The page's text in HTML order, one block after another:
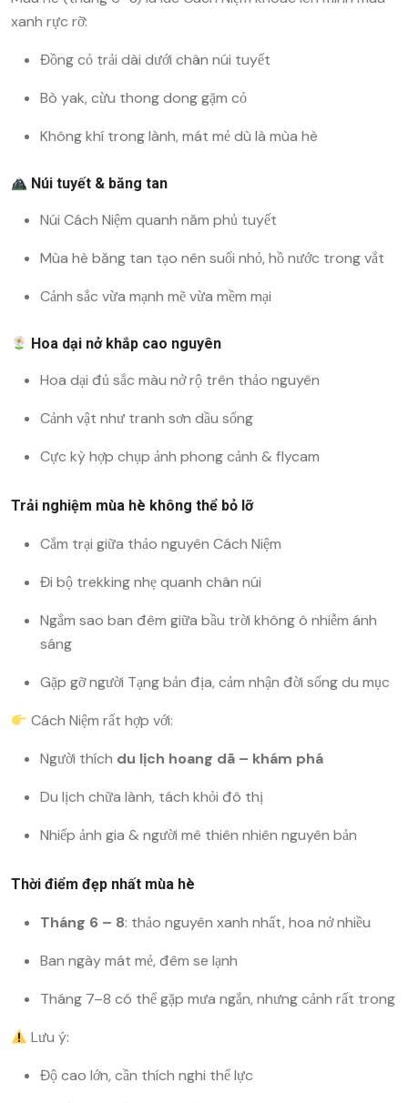
xanh rực rỡ:
Đồng cỏ trải dài dưới chân núi tuyết
Bò yak, cừu thong dong gặm cỏ
Không khí trong lành, mát mẻ dù là mùa hè
Núi tuyết & băng tan
Núi Cách Niệm quanh năm phủ tuyết
Mùa hè băng tan tạo nên suối nhỏ, hồ nước trong vắt
Cảnh sắc vừa mạnh mẽ vừa mềm mại
Hoa dại nở khắp cao nguyên
Hoa dại đủ sắc màu nở rộ trên thảo nguyên
Cảnh vật như tranh sơn dầu sống
Cực kỳ hợp chụp ảnh phong cảnh & flycam
Trải nghiệm mùa hè không thể bỏ lỡ
Cắm trại giữa thảo nguyên Cách Niệm
Đi bộ trekking nhẹ quanh chân núi
Ngắm sao ban đêm giữa bầu trời không ô nhiễm ánh
sáng
Gặp gỡ người Tạng bản địa, cảm nhận đời sống du mục
Cách Niệm rất hợp với:
Người thích du lịch hoang dã – khám phá
Du lịch chữa lành, tách khỏi đô thị
Nhiếp ảnh gia & người mê thiên nhiên nguyên bản
Thời điểm đẹp nhất mùa hè
Tháng 6 – 8: thảo nguyên xanh nhất, hoa nở nhiều
Ban ngày mát mẻ, đêm se lạnh
Tháng 7–8 có thể gặp mưa ngắn, nhưng cảnh rất trong
Lưu ý:
Độ cao lớn, cần thích nghi thể lực